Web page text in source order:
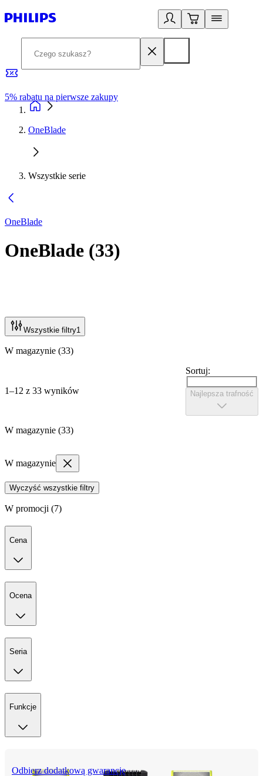
5% rabatu na pierwsze zakupy
OneBlade
Wszystkie serie
OneBlade
OneBlade (33)
Wszystkie filtry1
W magazynie (33)
1–12 z 33 wyników
Sortuj:
Najlepsza trafność
W magazynie (33)
W magazynie
Wyczyść wszystkie filtry
W promocji (7)
Cena
Ocena
Seria
Funkcje
Odbierz dodatkową gwarancję